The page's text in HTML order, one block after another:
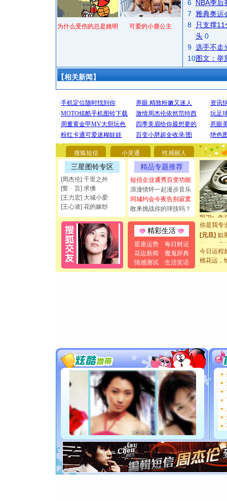
为什么受伤的总是姚明 可爱的小鹿公主
6 NBA季后
7
雅典奥运
8
只支撑
头 0
9 选手不走
10图文：举
【相关新闻】
搜狐短信 小灵通 性感丽人
三星图铃专区
[周杰伦] 千里之外
[誓 言] 求佛
[王力宏] 大城小爱
[王心凌] 花的嫁纱
精品专题推荐
短信企业通秀百变功能
浪漫情怀一起漫步音乐
同城约会今夜告别寂寞
敢来挑战你的球技吗？
精彩生活
星座运势
每日财运
花边新闻
魔鬼辞典
情感测试
生活笑话
[圣诞节]
要平安
[圣诞节]
能正大光
都要快乐
[圣诞节]
如意,快
[元旦]看
断电。爱
你是我专
[元旦] 如
起；二是
离。水晶
[元旦]当
泣，这痛
[圣诞节]
你太多
要平安
[圣诞节]
能正大
都要快乐
[圣诞节]
如意,快
[元旦]
断电。爱
你是我专
[元旦]如
起；二是
今日运程
桃花运，